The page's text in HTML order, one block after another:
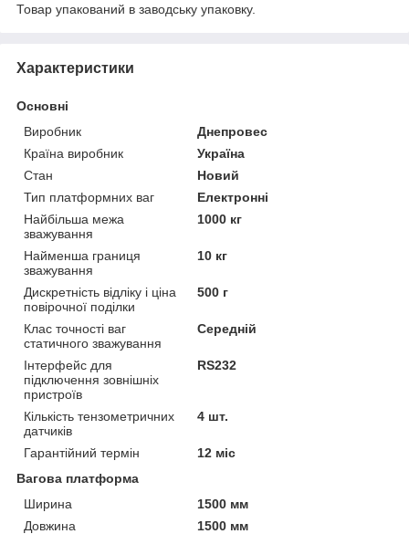
Товар упакований в заводську упаковку.
Характеристики
Основні
Виробник
Днепровес
Країна виробник
Україна
Стан
Новий
Тип платформних ваг
Електронні
Найбільша межа
зважування
1000 кг
Найменша границя
зважування
10 кг
Дискретність відліку і ціна
повірочної поділки
500 г
Клас точності ваг
статичного зважування
Середній
Інтерфейс для
підключення зовнішніх
пристроїв
RS232
Кількість тензометричних
датчиків
4 шт.
Гарантійний термін
12 міс
Вагова платформа
Ширина
1500 мм
Довжина
1500 мм